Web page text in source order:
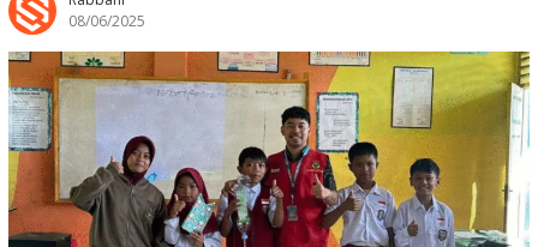
08/06/2025